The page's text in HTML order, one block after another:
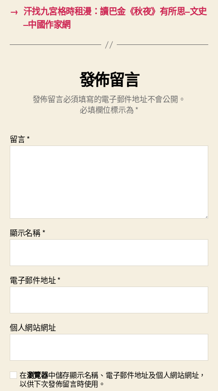
→ 汗找九宮格時租漫：讀巴金《秋夜》有所思–文史
–中國作家網
發佈留言
發佈留言必須填寫的電子郵件地址不會公開。
必填欄位標示為 *
留言*
顯示名稱*
電子郵件地址*
個人網站網址
在瀏覽器中儲存顯示名稱、電子郵件地址及個人網站網址，
以供下次發佈留言時使用。